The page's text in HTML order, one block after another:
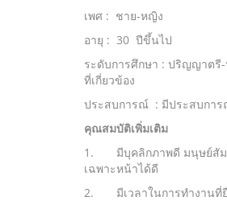
เพศ : ชาย-หญิง
อายุ : 30 ปีขึ้นไป
ระดับการศึกษา : ปริญญาต
ที่เกี่ยวข้อง
ประสบการณ์ : มีประสบกา
คุณสมบัติเพิ่มเติม
1. มีบุคลิกภาพดี มนุษย์สัมพั
เฉพาะหน้าได้ดี
2. มีเวลาในการทำงานที่ยื